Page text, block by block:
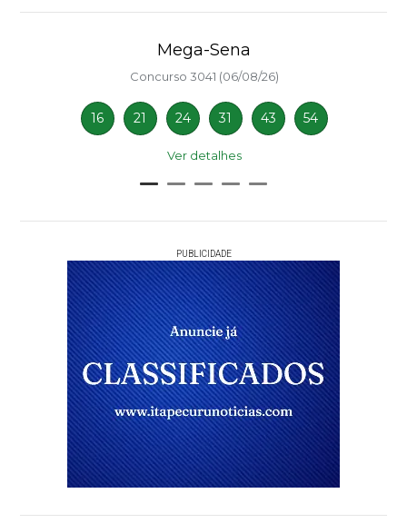
Mega-Sena
Concurso 3041 (06/08/26)
16 21 24 31 43 54
Ver detalhes
PUBLICIDADE